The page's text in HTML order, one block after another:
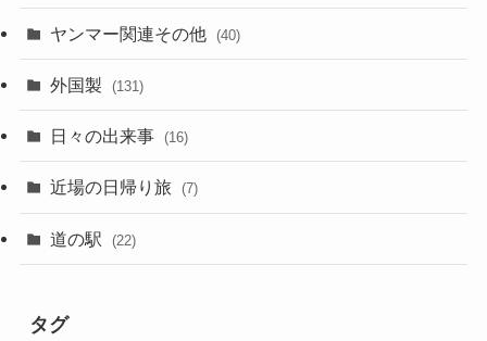
ヤンマー関連その他 (40)
外国製 (131)
日々の出来事 (16)
近場の日帰り旅 (7)
道の駅 (22)
タグ